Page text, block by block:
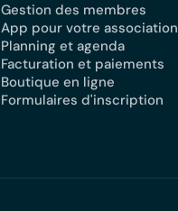
Gestion des membres
App pour votre association
Planning et agenda
Facturation et paiements
Boutique en ligne
Formulaires d'inscription